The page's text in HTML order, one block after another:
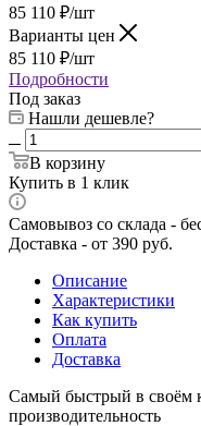
85 110 ₽/шт
Варианты цен
85 110 ₽/шт
Подробности
Под заказ
Нашли дешевле?
В корзину
Купить в 1 клик
Самовывоз со склада -
Доставка - от 390 руб.
Описание
Характеристики
Как купить
Оплата
Доставка
Самый быстрый в своём
производительность